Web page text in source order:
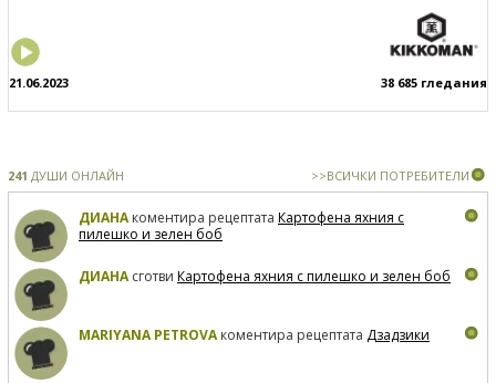
21.06.2023 38 685 гледания
241 ДУШИ ОНЛАЙН >>ВСИЧКИ ПОТРЕБИТЕЛИ
ДИАНАкоментира рецептата Картофена яхния с
пилешко и зелен боб
ДИАНАсготви Картофена яхния с пилешко и зелен боб
MARIYANA PETROVAкоментира рецептата Дзадзики